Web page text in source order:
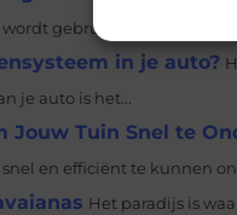
gebruikt om draad in
in je auto?
je auto is het...
Jouw Tuin Snel te
en efficiënt te kunnen
Het paradijs is